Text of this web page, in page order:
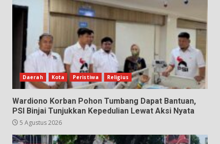
Daerah Kota Peristiwa Religius
Wardiono Korban Pohon Tumbang Dapat Bantuan,
PSI Binjai Tunjukkan Kepedulian Lewat Aksi Nyata
5 Agustus 2026